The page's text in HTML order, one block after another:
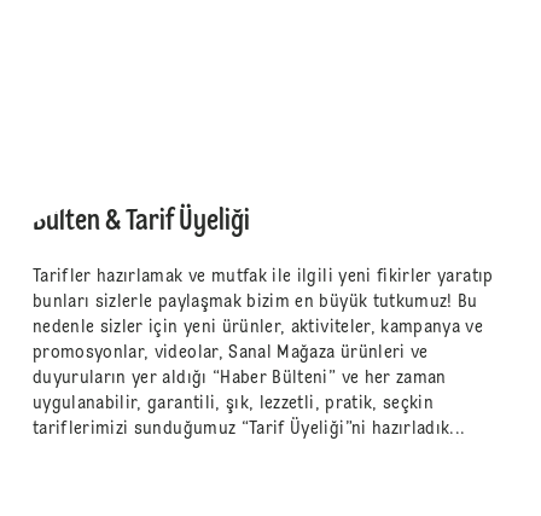
Bülten & Tarif Üyeliği
Tarifler hazırlamak ve mutfak ile ilgili yeni fikirler yaratıp
bunları sizlerle paylaşmak bizim en büyük tutkumuz! Bu
nedenle sizler için yeni ürünler, aktiviteler, kampanya ve
promosyonlar, videolar, Sanal Mağaza ürünleri ve
duyuruların yer aldığı “Haber Bülteni” ve her zaman
uygulanabilir, garantili, şık, lezzetli, pratik, seçkin
tariflerimizi sunduğumuz “Tarif Üyeliği”ni hazırladık...